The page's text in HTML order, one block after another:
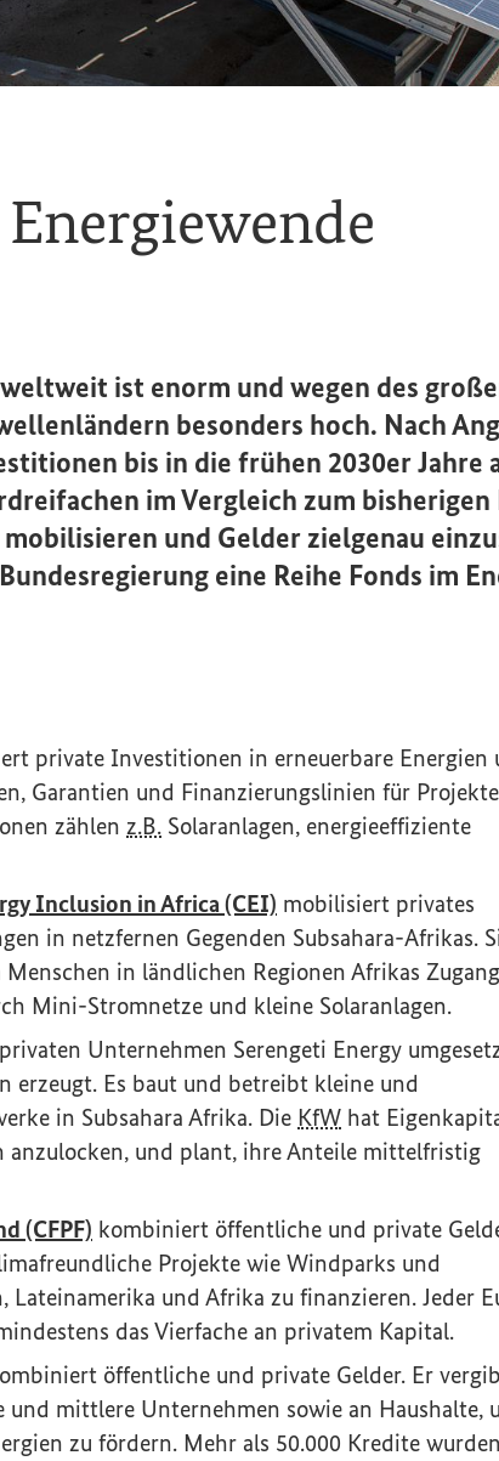
ist enorm und wegen des
besonders hoch. Nach
bis in die frühen 2030er Jahre
im Vergleich zum bisherigen
und Gelder zielgenau
eine Reihe Fonds im
Link)
private Investitionen in erneuerbare Energien
Garantien und Finanzierungslinien für
zählen z.B. Solaranlagen, energieeffiziente
Inclusion in Africa(CEI) (Externer Link)
mobilisiert privates
in netzfernen Gegenden Subsahara-Afrikas.
in ländlichen Regionen Afrikas
Mini-Stromnetze und kleine Solaranlagen.
Unternehmen Serengeti Energy
erzeugt. Es baut und betreibt kleine und
in Subsahara Afrika. Die KfW hat
anzulocken, und plant, ihre Anteile mittelfristig
(CFPF) (Externer Link)
kombiniert öffentliche und private
Projekte wie Windparks und
Lateinamerika und Afrika zu finanzieren. Jeder
das Vierfache an privatem Kapital.
Link)
öffentliche und private Gelder. Er
mittlere Unternehmen sowie an Haushalte,
zu fördern. Mehr als 50.000 Kredite wurden